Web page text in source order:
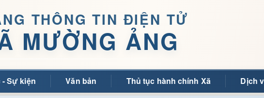
THÔNG TIN ĐIỆN TỬ
MƯỜNG ẢNG
Sự kiện Văn bản Thủ tục hành chính Xã Dịch